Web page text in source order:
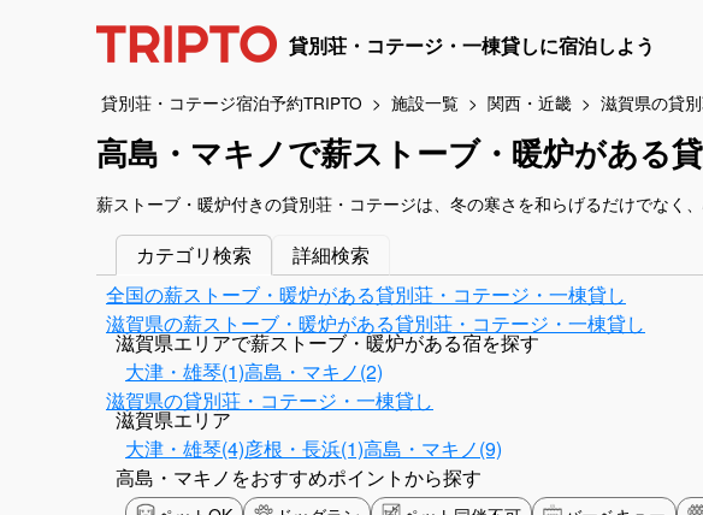
貸別荘・コテージ・一棟貸しに宿泊しよう
貸別荘・コテージ宿泊予約TRIPTO 施設一覧 関西・近畿 滋賀県の貸
高島・マキノで薪ストーブ・暖炉がある
薪ストーブ・暖炉付きの貸別荘・コテージは、冬の寒さを和らげるだけでなく
カテゴリ検索
詳細検索
全国の薪ストーブ・暖炉がある貸別荘・コテージ・一棟貸し
滋賀県の薪ストーブ・暖炉がある貸別荘・コテージ・一棟貸し
滋賀県エリアで薪ストーブ・暖炉がある宿を探す
大津・雄琴(1)高島・マキノ(2)
滋賀県の貸別荘・コテージ・一棟貸し
滋賀県エリア
大津・雄琴(4)彦根・長浜(1)高島・マキノ(9)
高島・マキノをおすすめポイントから探す